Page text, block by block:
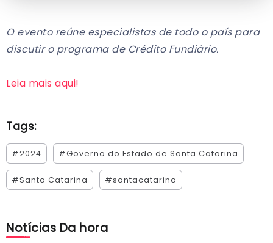
O evento reúne especialistas de todo o país para
discutir o programa de Crédito Fundiário.
Leia mais aqui!
Tags:
#2024 #Governo do Estado de Santa Catarina
#Santa Catarina #santacatarina
Notícias Da hora